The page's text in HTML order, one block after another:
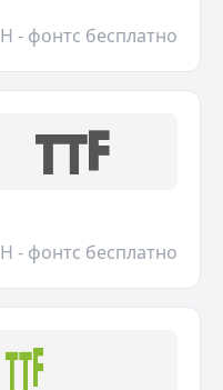
H - фонтс бесплатно
H - фонтс бесплатно